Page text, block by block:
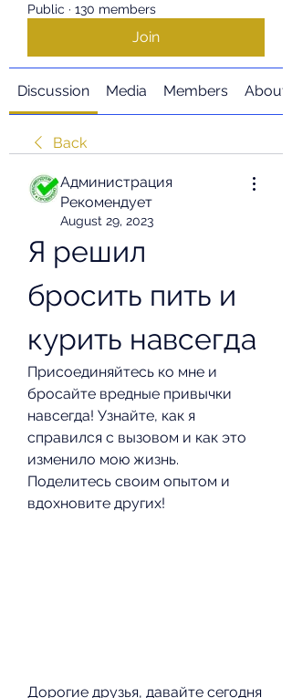
Public · 130 members
Join
Discussion Media Members About
Back
Администрация
Рекомендует
August 29, 2023
Я решил
бросить пить и
курить навсегда
Присоединяйтесь ко мне и
бросайте вредные привычки
навсегда! Узнайте, как я
справился с вызовом и как это
изменило мою жизнь.
Поделитесь своим опытом и
вдохновите других!
Дорогие друзья, давайте сегодня